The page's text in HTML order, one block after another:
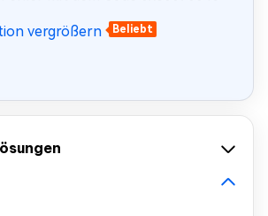
vergrößern Beliebt